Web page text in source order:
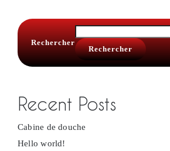
Rechercher
Rechercher
Recent Posts
Cabine de douche
Hello world!